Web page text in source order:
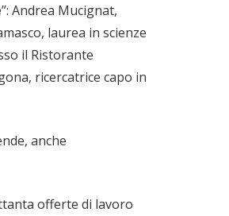
”: Andrea Mucignat,
laurea in scienze
il Ristorante
ricercatrice capo in
anche
offerte di lavoro